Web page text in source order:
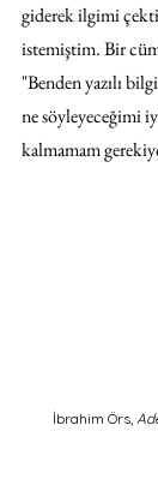
giderek ilgimi
istemiştim. Bir
"Benden yazılı
ne söyleyeceğimi
kalmamam
İbrahim Örs,